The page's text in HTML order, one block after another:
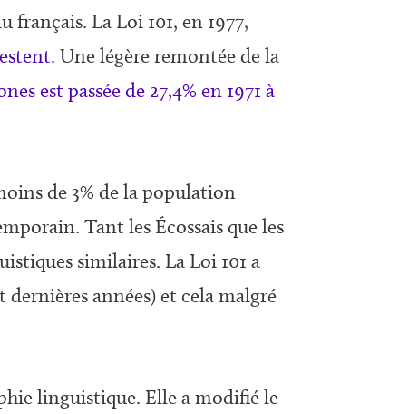
La Loi 101, en 1977,
. Une légère remontée de la
est passée de 27,4% en 1971 à
de 3% de la population
Tant les Écossais que les
similaires. La Loi 101 a
années) et cela malgré
linguistique. Elle a modifié le